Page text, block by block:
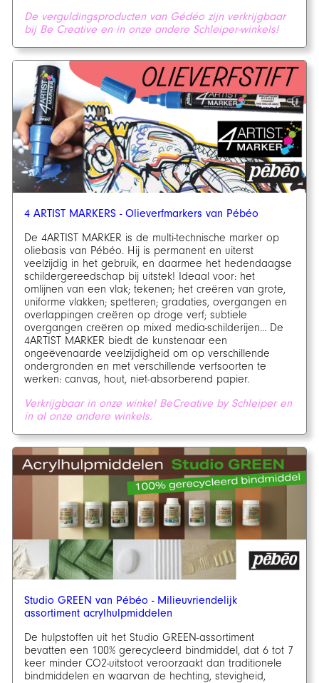
De verguldingsproducten van Gédéo zijn verkrijgbaar
bij Be Creative en in onze andere Schleiper-winkels!
4 ARTIST MARKERS - Olieverfmarkers van Pébéo
De 4ARTIST MARKER is de multi-technische marker op
oliebasis van Pébéo. Hij is permanent en uiterst
veelzijdig in het gebruik, en daarmee het hedendaagse
schildergereedschap bij uitstek! Ideaal voor: het
omlijnen van een vlak; tekenen; het creëren van grote,
uniforme vlakken; spetteren; gradaties, overgangen en
overlappingen creëren op droge verf; subtiele
overgangen creëren op mixed media-schilderijen... De
4ARTIST MARKER biedt de kunstenaar een
ongeëvenaarde veelzijdigheid om op verschillende
ondergronden en met verschillende verfsoorten te
werken: canvas, hout, niet-absorberend papier.
Verkrijgbaar in onze winkel BeCreative by Schleiper en
in al onze andere winkels.
Studio GREEN van Pébéo - Milieuvriendelijk
assortiment acrylhulpmiddelen
De hulpstoffen uit het Studio GREEN-assortiment
bevatten een 100% gerecycleerd bindmiddel, dat 6 tot 7
keer minder CO2-uitstoot veroorzaakt dan traditionele
bindmiddelen en waarvan de hechting, stevigheid,